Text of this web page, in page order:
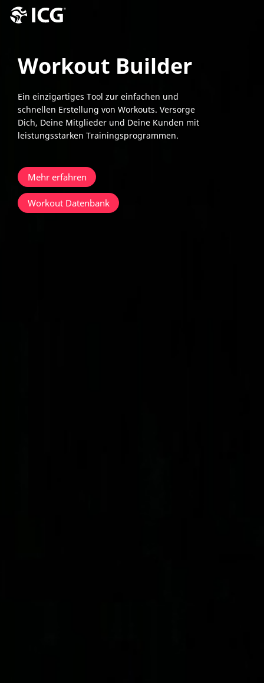
Workout Builder
Ein einzigartiges Tool zur einfachen und
schnellen Erstellung von Workouts. Versorge
Dich, Deine Mitglieder und Deine Kunden mit
leistungsstarken Trainingsprogrammen.
Mehr erfahren
Workout Datenbank